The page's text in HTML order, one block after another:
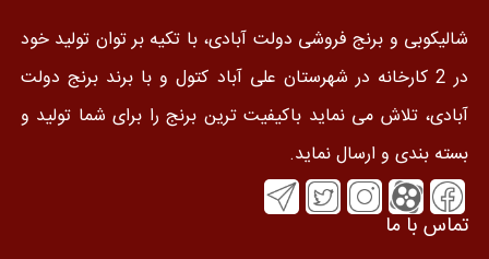
شالیکوبی و برنج فروشی دولت آبادی، با تکیه بر توان تولید خود
در 2 کارخانه در شهرستان علی آباد کتول و با برند برنج دولت
آبادی، تلاش می نماید باکیفیت ترین برنج را برای شما تولید و
بسته بندی و ارسال نماید.
تماس با ما